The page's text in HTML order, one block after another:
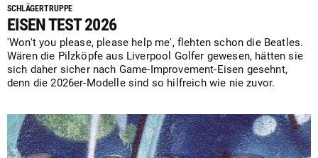
SCHLÄGERTRUPPE
EISEN TEST 2026
'Won't you please, please help me', flehten schon die Beatles.
Wären die Pilzköpfe aus Liverpool Golfer gewesen, hätten sie
sich daher sicher nach Game-Improvement-Eisen gesehnt,
denn die 2026er-Modelle sind so hilfreich wie nie zuvor.